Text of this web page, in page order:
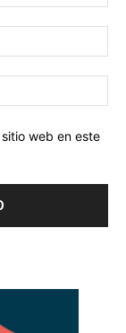
web en este